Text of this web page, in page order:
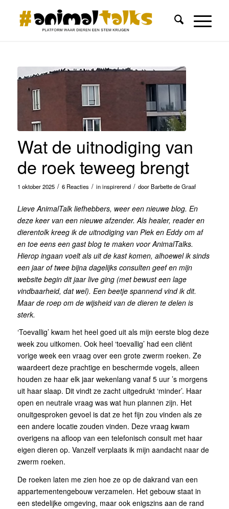
Wat de uitnodiging van
de roek teweeg brengt
1 oktober 2025 / 6 Reacties / ininspirerend / doorBarbette de Graaf
Lieve AnimalTalk liefhebbers, weer een nieuwe blog. En
deze keer van een nieuwe afzender. Als healer, reader en
dierentolk kreeg ik de uitnodiging van Piek en Eddy om af
en toe eens een gast blog te maken voor AnimalTalks.
Hierop ingaan voelt als uit de kast komen, alhoewel ik sinds
een jaar of twee bijna dagelijks consulten geef en mijn
website begin dit jaar live ging (met bewust een lage
vindbaarheid, dat wel). Een beetje spannend vind ik dit.
Maar de roep om de wijsheid van de dieren te delen is
sterk.
‘Toevallig’ kwam het heel goed uit als mijn eerste blog deze
week zou uitkomen. Ook heel ‘toevallig’ had een cliënt
vorige week een vraag over een grote zwerm roeken. Ze
waardeert deze prachtige en beschermde vogels, alleen
houden ze haar elk jaar wekenlang vanaf 5 uur ’s morgens
uit haar slaap. Dit vindt ze zacht uitgedrukt ‘minder’. Haar
open en neutrale vraag was wat hun plannen zijn. Het
onuitgesproken gevoel is dat ze het fijn zou vinden als ze
een andere locatie zouden vinden. Deze vraag kwam
overigens na afloop van een telefonisch consult met haar
eigen dieren op. Vanzelf verplaats ik mijn aandacht naar de
zwerm roeken.
De roeken laten me zien hoe ze op de dakrand van een
appartementengebouw verzamelen. Het gebouw staat in
een stedelijke omgeving, maar ook enigszins aan de rand